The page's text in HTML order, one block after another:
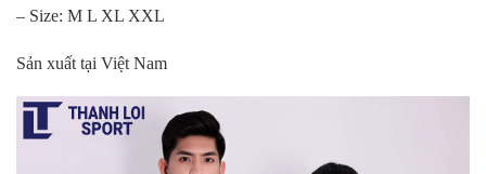
– Size: M L XL XXL
Sản xuất tại Việt Nam